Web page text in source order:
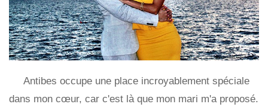
Antibes occupe une place incroyablement spéciale
dans mon cœur, car c'est là que mon mari m'a proposé.